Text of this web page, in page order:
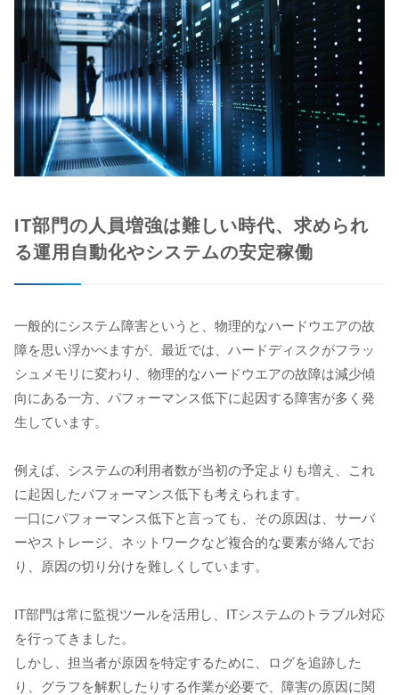
IT部門の人員増強は難しい時代、求められ
る運用自動化やシステムの安定稼働
一般的にシステム障害というと、物理的なハードウエアの故
障を思い浮かべますが、最近では、ハードディスクがフラッ
シュメモリに変わり、物理的なハードウエアの故障は減少傾
向にある一方、パフォーマンス低下に起因する障害が多く発
生しています。
例えば、システムの利用者数が当初の予定よりも増え、これ
に起因したパフォーマンス低下も考えられます。
一口にパフォーマンス低下と言っても、その原因は、サーバ
ーやストレージ、ネットワークなど複合的な要素が絡んでお
り、原因の切り分けを難しくしています。
IT部門は常に監視ツールを活用し、ITシステムのトラブル対応
を行ってきました。
しかし、担当者が原因を特定するために、ログを追跡した
り、グラフを解釈したりする作業が必要で、障害の原因に関